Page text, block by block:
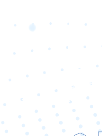
后场生
九一科技本
促进“高能耗”市